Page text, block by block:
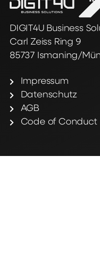
DIGIT4U Business
Carl Zeiss Ring 9
85737 Ismaning/
Impressum
Datenschutz
AGB
Code of Conduct